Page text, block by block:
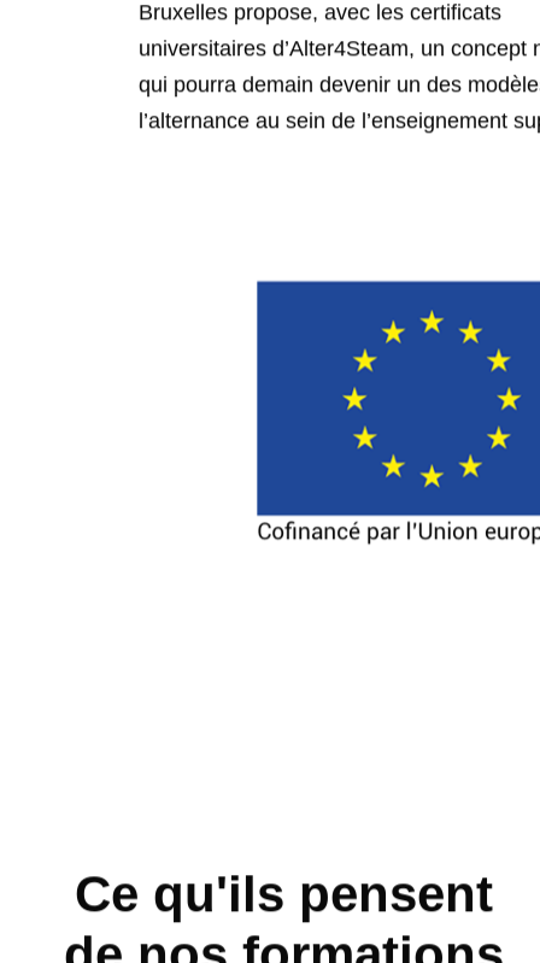
l’alternance au sein de l’enseignement